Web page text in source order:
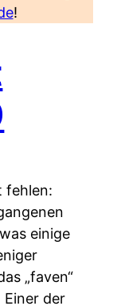
!
fehlen:
einige
„faven“
der